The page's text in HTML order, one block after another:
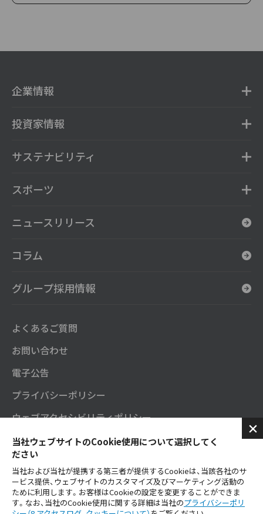
当社ウェブサイトのCookie使用について選択してく
ださい
当社および当社が提携する第三者が提供するCookieは、当該各社のサ
ービス提供、ウェブサイトのカスタマイズ及びマーケティング活動の
ために利用します。お客様はCookieの設定を変更することができま
す。なお、当社のCookie使用に関する詳細は当社のプライバシーポリ
企業情報
投資家情報
サステナビリティ
スポーツ
ニュースリリース
コラム
グループ採用情報
よくあるご質問
お問い合わせ
電子公告
プライバシーポリシー
ウェブアクセシビリティポリシー
セガサミーグループソーシャルメディアポリシー
SNS公式アカウント
ご利用にあたり